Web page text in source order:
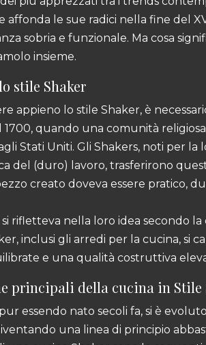
affonda le sue radici nella fine del
sobria e funzionale. Ma cosa
insieme.
stile Shaker
appieno lo stile Shaker, è
quando una comunità religiosa
Stati Uniti. Gli Shakers, noti per la
del (duro) lavoro, trasferirono
creato doveva essere pratico,
rifletteva nella loro idea secondo
inclusi gli arredi per la cucina, si
e una qualità costruttiva
principali della cucina in Stile
essendo nato secoli fa, si è
una linea di principio